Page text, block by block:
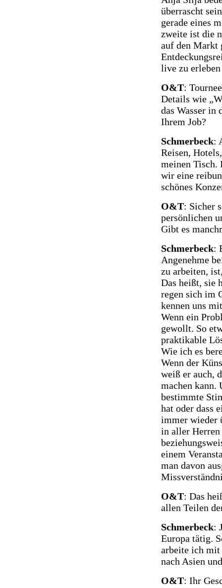
überrascht
gerade eines
zweite ist die
auf den Markt
live zu
O&T:
Details wie
das Wasser in
Ihrem Job?
Schmerbeck:
Reisen,
meinen Tisch.
wir eine
schönes
O&T: Sicher
persönlichen
Gibt es
Schmerbeck:
Angenehme
zu arbeiten,
Das heißt, sie
regen sich im
kennen uns
Wenn ein
gewollt. So
praktikable
Wie ich es
Wenn der
weiß er auch,
machen kann.
bestimmte
hat oder dass
immer wieder
in aller Herren
einem
man davon
O&T: Das
allen Teilen
Schmerbeck:
Europa tätig.
arbeite ich mit
nach Asien
O&T: Ihr